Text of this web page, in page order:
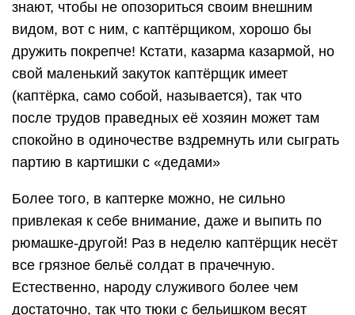
знают, чтобы не опозориться своим внешним
видом, вот с ним, с каптёрщиком, хорошо бы
дружить покрепче! Кстати, казарма казармой, но
свой маленький закуток каптёрщик имеет
(каптёрка, само собой, называется), так что
после трудов праведных её хозяин может там
спокойно в одиночестве вздремнуть или сыграть
партию в картишки с «дедами»
Более того, в каптерке можно, не сильно
привлекая к себе внимание, даже и выпить по
рюмашке-другой! Раз в неделю каптёрщик несёт
все грязное бельё солдат в прачечную.
Естественно, народу служивого более чем
достаточно, так что тюки с бельишком весят